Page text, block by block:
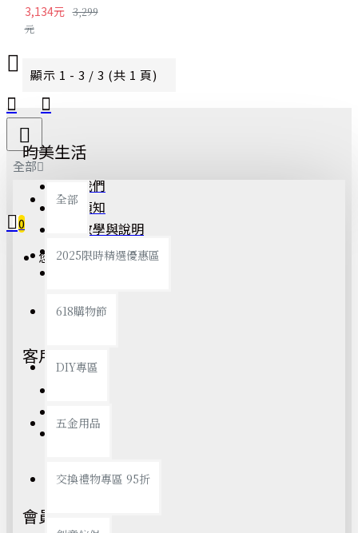
全部
全部
2025限時精選優惠區
618購物節
DIY專區
五金用品
交換禮物專區 95折
0
您的購物車內沒有商品！
3,134元 3,299
元
顯示 1 - 3 / 3 (共 1 頁)
昀美生活
關於我們
購物須知
購買教學與說明
退換貨條款
客戶服務
瀏覽紀錄
會員服務